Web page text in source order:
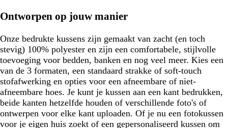
Ontworpen op jouw manier
Onze bedrukte kussens zijn gemaakt van zacht (en toch
stevig) 100% polyester en zijn een comfortabele, stijlvolle
toevoeging voor bedden, banken en nog veel meer. Kies een
van de 3 formaten, een standaard strakke of soft-touch
stofafwerking en opties voor een afneembare of niet-
afneembare hoes. Je kunt je kussen aan een kant bedrukken,
beide kanten hetzelfde houden of verschillende foto's of
ontwerpen voor elke kant uploaden. Of je nu een fotokussen
voor je eigen huis zoekt of een gepersonaliseerd kussen om